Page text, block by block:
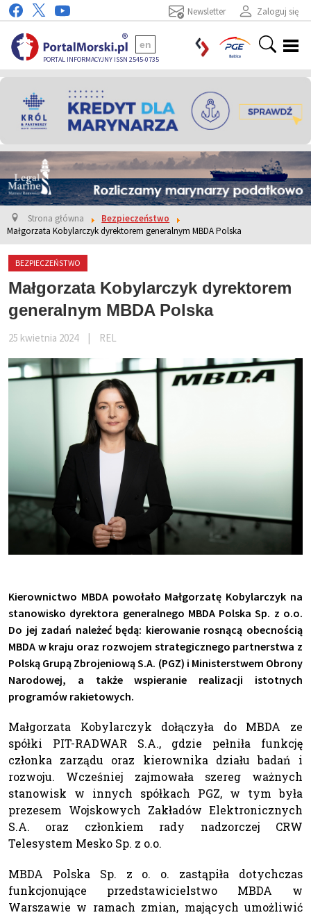
Zaloguj się
Newsletter
PORTAL INFORMACYJNY ISSN 2545-0735
en
Strona główna
Bezpieczeństwo
Małgorzata Kobylarczyk dyrektorem generalnym MBDA Polska
BEZPIECZEŃSTWO
Małgorzata Kobylarczyk dyrektorem
generalnym MBDA Polska
25 kwietnia 2024 REL
Kierownictwo MBDA powołało Małgorzatę Kobylarczyk na
stanowisko dyrektora generalnego MBDA Polska Sp. z o.o.
Do jej zadań należeć będą: kierowanie rosnącą obecnością
MBDA w kraju oraz rozwojem strategicznego partnerstwa z
Polską Grupą Zbrojeniową S.A. (PGZ) i Ministerstwem Obrony
Narodowej, a także wspieranie realizacji istotnych
programów rakietowych.
Małgorzata Kobylarczyk dołączyła do MBDA ze
spółki PIT-RADWAR S.A., gdzie pełniła funkcję
członka zarządu oraz kierownika działu badań i
rozwoju. Wcześniej zajmowała szereg ważnych
stanowisk w innych spółkach PGZ, w tym była
prezesem Wojskowych Zakładów Elektronicznych
S.A. oraz członkiem rady nadzorczej CRW
Telesystem Mesko Sp. z o.o.
MBDA Polska Sp. z o. o. zastąpiła dotychczas
funkcjonujące przedstawicielstwo MBDA w
Warszawie w ramach zmian, mających umożliwić